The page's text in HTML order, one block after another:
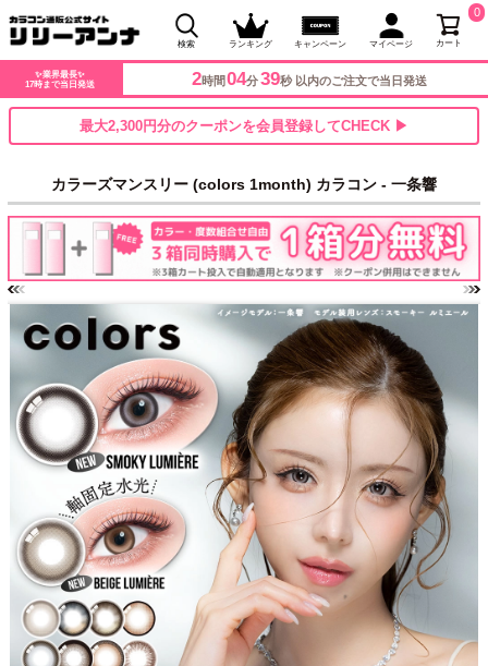
検索 ランキング キャンペーン マイページ カート
0
✨業界最長✨
17時まで当日発送
2時間 04分35秒 以内のご注文で当日発送
最大2,300円分のクーポンを会員登録してCHECK ▶
カラーズマンスリー (colors 1month) カラコン - 一条響